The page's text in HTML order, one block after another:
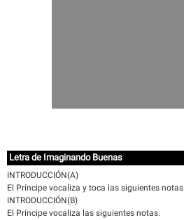
Letra de Imaginando Buenas
INTRODUCCIÓN(A)
El Príncipe vocaliza y toca las siguientes notas
INTRODUCCIÓN(B)
El Príncipe vocaliza las siguientes notas.